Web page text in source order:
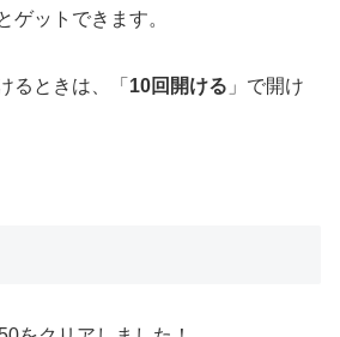
ゲットできます。
るときは、「 10回開ける 」で開け